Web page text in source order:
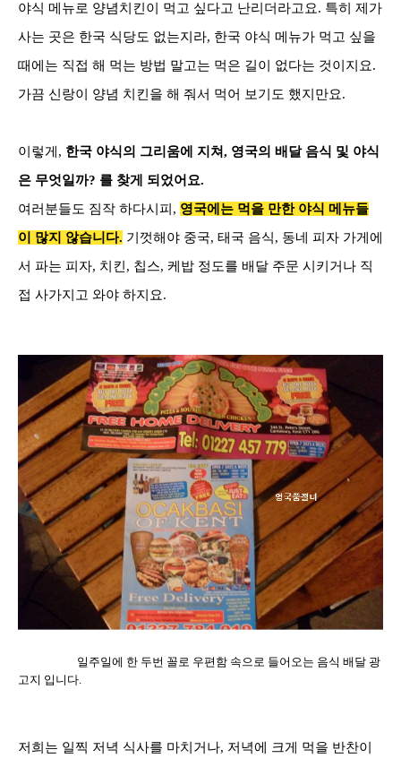
야식 메뉴로 양념치킨이 먹고 싶다고 난리더라고요. 특히 제가
사는 곳은 한국 식당도 없는지라, 한국 야식 메뉴가 먹고 싶을
때에는 직접 해 먹는 방법 말고는 먹은 길이 없다는 것이지요.
가끔 신랑이 양념 치킨을 해 줘서 먹어 보기도 했지만요.
이렇게, 한국 야식의 그리움에 지쳐, 영국의 배달 음식 및 야식
은 무엇일까? 를 찾게 되었어요.
여러분들도 짐작 하다시피 , 영국에는 먹을 만한 야식 메뉴들
이 많지 않습니다. 기껏해야 중국, 태국 음식, 동네 피자 가게에
서 파는 피자, 치킨, 칩스, 케밥 정도를 배달 주문 시키거나 직
접 사가지고 와야 하지요.
일주일에 한 두번 꼴로 우편함 속으로 들어오는 음식 배달 광
고지 입니다.
저희는 일찍 저녁 식사를 마치거나, 저녁에 크게 먹을 반찬이